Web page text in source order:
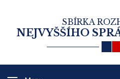
SBÍRKA
NEJVYŠŠÍHO